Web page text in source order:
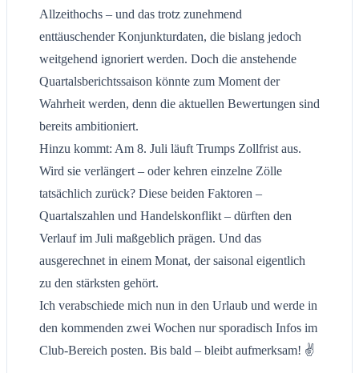
Allzeithochs – und das trotz zunehmend
enttäuschender Konjunkturdaten, die bislang jedoch
weitgehend ignoriert werden. Doch die anstehende
Quartalsberichtssaison könnte zum Moment der
Wahrheit werden, denn die aktuellen Bewertungen sind
bereits ambitioniert.
Hinzu kommt: Am 8. Juli läuft Trumps Zollfrist aus.
Wird sie verlängert – oder kehren einzelne Zölle
tatsächlich zurück? Diese beiden Faktoren –
Quartalszahlen und Handelskonflikt – dürften den
Verlauf im Juli maßgeblich prägen. Und das
ausgerechnet in einem Monat, der saisonal eigentlich
zu den stärksten gehört.
Ich verabschiede mich nun in den Urlaub und werde in
den kommenden zwei Wochen nur sporadisch Infos im
Club-Bereich posten. Bis bald – bleibt aufmerksam! ✌️